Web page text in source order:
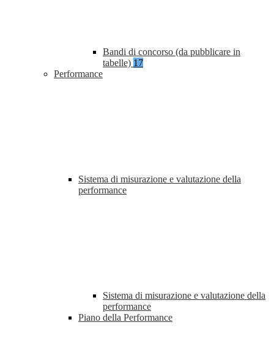
Bandi di concorso (da pubblicare in
tabelle) 17
Performance
Sistema di misurazione e valutazione della
performance
Sistema di misurazione e valutazione della
performance
Piano della Performance